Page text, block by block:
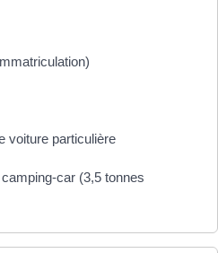
voiture particulière
car (3,5 tonnes